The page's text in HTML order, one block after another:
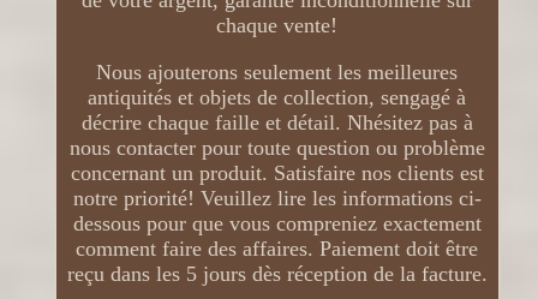
chaque vente!
Nous ajouterons seulement les meilleures
antiquités et objets de collection, sengagé à
décrire chaque faille et détail. Nhésitez pas à
nous contacter pour toute question ou problème
concernant un produit. Satisfaire nos clients est
notre priorité! Veuillez lire les informations ci-
dessous pour que vous compreniez exactement
comment faire des affaires. Paiement doit être
reçu dans les 5 jours dès réception de la facture.